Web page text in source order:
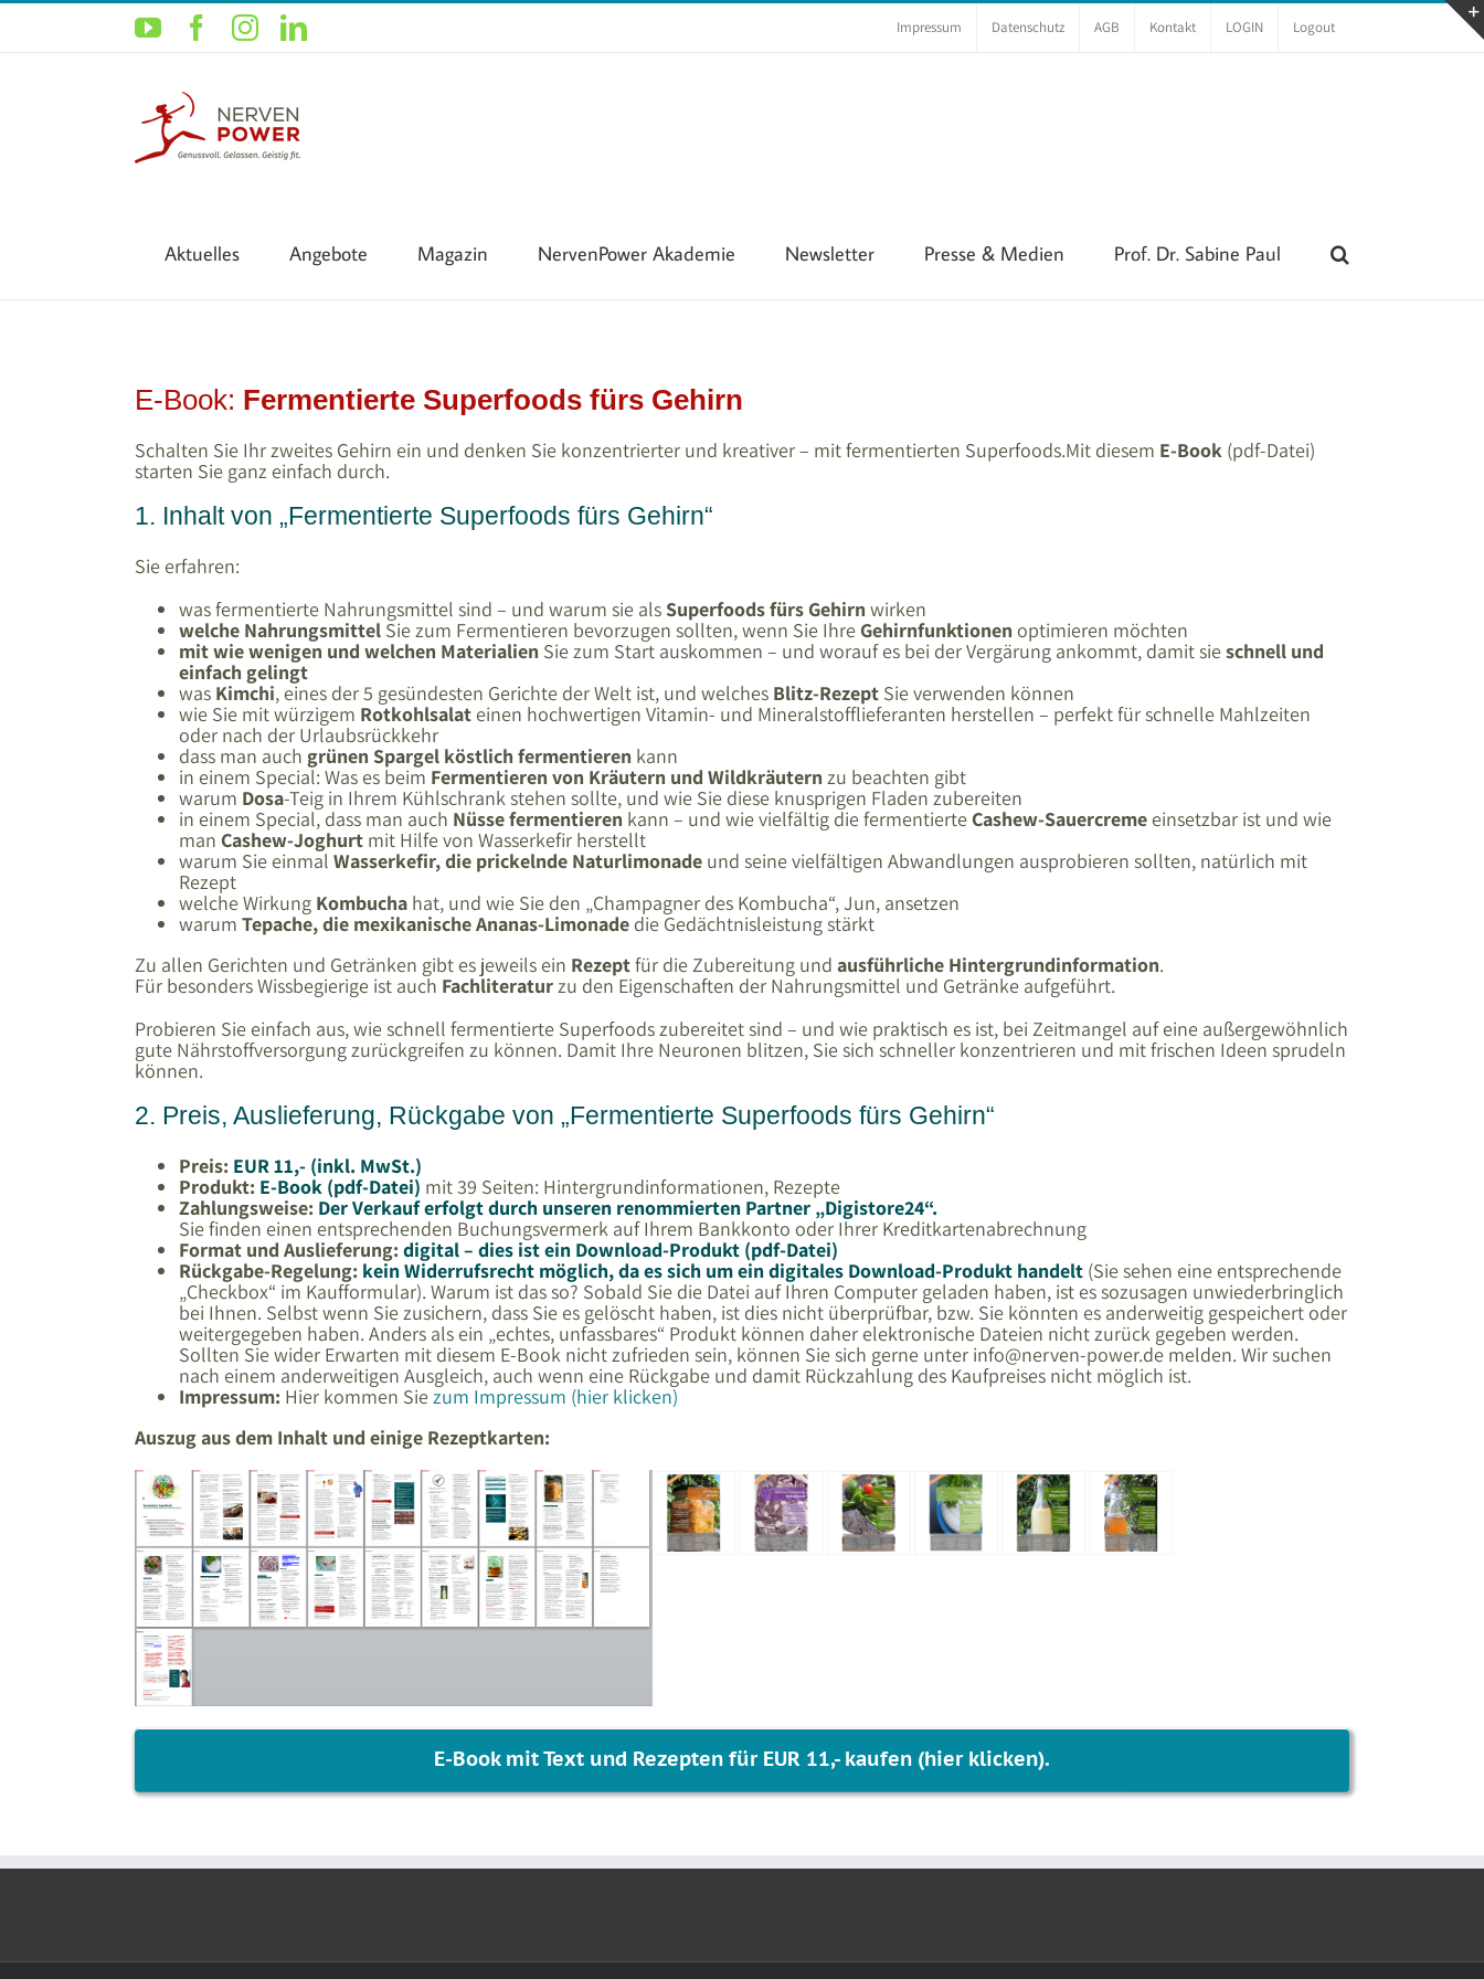
Zum
springen
YouTubeFacebook
Instagram
LinkedIn Impressum Datenschutz AGB Kontakt LOGIN Logout
Aktuelles Angebote Magazin NervenPower Akademie Newsletter Presse & Medien Prof. Dr. Sabine Paul
E-Book: Fermentierte Superfoods fürs Gehirn
Schalten Sie Ihr zweites Gehirn ein und denken Sie konzentrierter und kreativer – mit fermentierten Superfoods.Mit diesem E-Book (pdf-Datei)
starten Sie ganz einfach durch.
1. Inhalt von „Fermentierte Superfoods fürs Gehirn“
Sie erfahren:
was fermentierte Nahrungsmittel sind – und warum sie alsSuperfoods fürs Gehirn wirken
welche Nahrungsmittel Sie zum Fermentieren bevorzugen sollten, wenn Sie Ihre Gehirnfunktionen optimieren möchten
mit wie wenigen und welchen Materialien Sie zum Start auskommen – und worauf es bei der Vergärung ankommt, damit sieschnell und
einfach gelingt
was Kimchi, eines der 5 gesündesten Gerichte der Welt ist, und welches Blitz-Rezept Sie verwenden können
wie Sie mit würzigem Rotkohlsalat einen hochwertigen Vitamin- und Mineralstofflieferanten herstellen – perfekt für schnelle Mahlzeiten
oder nach der Urlaubsrückkehr
dass man auch grünen Spargel köstlich fermentieren kann
in einem Special: Was es beim Fermentieren von Kräutern und Wildkräutern zu beachten gibt
warum Dosa-Teig in Ihrem Kühlschrank stehen sollte, und wie Sie diese knusprigen Fladen zubereiten
in einem Special, dass man auch Nüsse fermentieren kann – und wie vielfältig die fermentierte Cashew-Sauercreme einsetzbar ist und wie
man Cashew-Joghurt mit Hilfe von Wasserkefir herstellt
warum Sie einmal Wasserkefir, die prickelnde Naturlimonade und seine vielfältigen Abwandlungen ausprobieren sollten, natürlich mit
Rezept
welche Wirkung Kombucha hat, und wie Sie den „Champagner des Kombucha“, Jun, ansetzen
warum Tepache, die mexikanische Ananas-Limonade die Gedächtnisleistung stärkt
Zu allen Gerichten und Getränken gibt es jeweils ein Rezeptfür die Zubereitung und ausführliche Hintergrundinformation.
Für besonders Wissbegierige ist auch Fachliteraturzu den Eigenschaften der Nahrungsmittel und Getränke aufgeführt.
Probieren Sie einfach aus, wie schnell fermentierte Superfoods zubereitet sind – und wie praktisch es ist, bei Zeitmangel auf eine außergewöhnlich
gute Nährstoffversorgung zurückgreifen zu können. Damit Ihre Neuronen blitzen, Sie sich schneller konzentrieren und mit frischen Ideen sprudeln
können.
2. Preis, Auslieferung, Rückgabe von „Fermentierte Superfoods fürs Gehirn“
Preis: EUR 11,- (inkl. MwSt.)
Produkt: E-Book (pdf-Datei) mit 39 Seiten: Hintergrundinformationen, Rezepte
Zahlungsweise: Der Verkauf erfolgt durch unseren renommierten Partner „Digistore24“.
Sie finden einen entsprechenden Buchungsvermerk auf Ihrem Bankkonto oder Ihrer Kreditkartenabrechnung
Format und Auslieferung: digital – dies ist ein Download-Produkt (pdf-Datei)
Rückgabe-Regelung: kein Widerrufsrecht möglich, da es sich um ein digitales Download-Produkt handelt (Sie sehen eine entsprechende
„Checkbox“ im Kaufformular). Warum ist das so? Sobald Sie die Datei auf Ihren Computer geladen haben, ist es sozusagen unwiederbringlich
bei Ihnen. Selbst wenn Sie zusichern, dass Sie es gelöscht haben, ist dies nicht überprüfbar, bzw. Sie könnten es anderweitig gespeichert oder
weitergegeben haben. Anders als ein „echtes, unfassbares“ Produkt können daher elektronische Dateien nicht zurück gegeben werden.
Sollten Sie wider Erwarten mit diesem E-Book nicht zufrieden sein, können Sie sich gerne unter info@nerven-power.de melden. Wir suchen
nach einem anderweitigen Ausgleich, auch wenn eine Rückgabe und damit Rückzahlung des Kaufpreises nicht möglich ist.
Impressum: Hier kommen Siezum Impressum (hier klicken)
Auszug aus dem Inhalt und einige Rezeptkarten:
E-Book mit Text und Rezepten für EUR 11,- kaufen (hier klicken).